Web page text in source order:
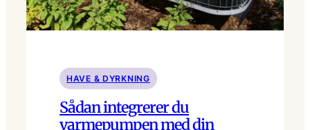
HAVE & DYRKNING
Sådan integrerer du
varmepumpen med din